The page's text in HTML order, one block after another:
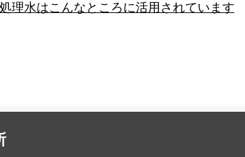
理水はこんなところに活用されています